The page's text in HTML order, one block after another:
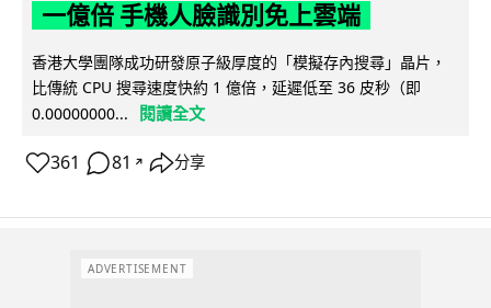
一億倍 手機人臉識別免上雲端
香港大學團隊成功研發原子級厚度的「模擬存內搜尋」晶片，
比傳統 CPU 搜尋速度快約 1 億倍，延遲低至 36 皮秒（即
0.00000000...
閱讀全文
361 81 ↗ 分享
ADVERTISEMENT